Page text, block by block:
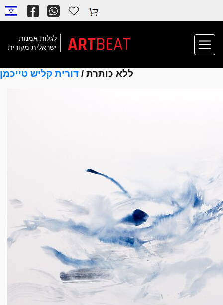
לגלות אמנות
ישראלית מקורית
ARTBEAT
ללא כותרת / דורית קליש טייכמן